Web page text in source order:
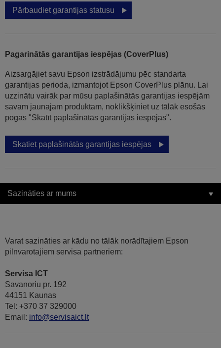
Pārbaudiet garantijas statusu
Pagarinātās garantijas iespējas (CoverPlus)
Aizsargājiet savu Epson izstrādājumu pēc standarta
garantijas perioda, izmantojot Epson CoverPlus plānu. Lai
uzzinātu vairāk par mūsu paplašinātās garantijas iespējām
savam jaunajam produktam, noklikšķiniet uz tālāk esošās
pogas "Skatīt paplašinātās garantijas iespējas".
Skatiet paplašinātās garantijas iespējas
Sazināties ar mums
Varat sazināties ar kādu no tālāk norādītajiem Epson
pilnvarotajiem servisa partneriem:
Servisa ICT
Savanoriu pr. 192
44151 Kaunas
Tel: +370 37 329000
Email: info@servisaict.lt